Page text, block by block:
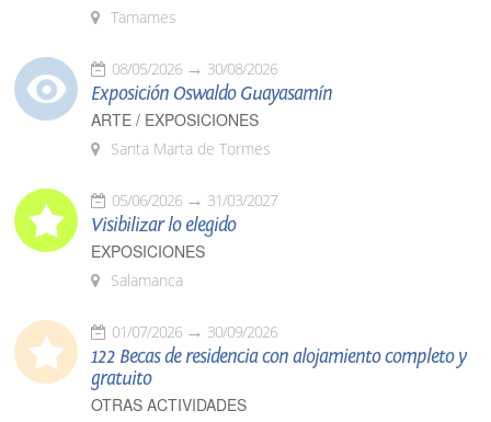
Tamames
08/05/2026 30/08/2026
Exposición Oswaldo Guayasamín
ARTE / EXPOSICIONES
Santa Marta de Tormes
05/06/2026 31/03/2027
Visibilizar lo elegido
EXPOSICIONES
Salamanca
01/07/2026 30/09/2026
122 Becas de residencia con alojamiento completo y
gratuito
OTRAS ACTIVIDADES